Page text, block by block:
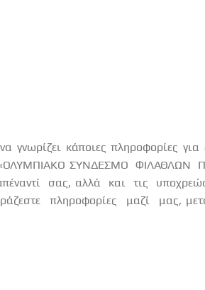
να γνωρίζει κάποιες πληροφορίες
ΣΥΝΔΕΣΜΟ ΦΙΛΑΘΛΩΝ
σας, αλλά και τις
πληροφορίες μαζί μας,